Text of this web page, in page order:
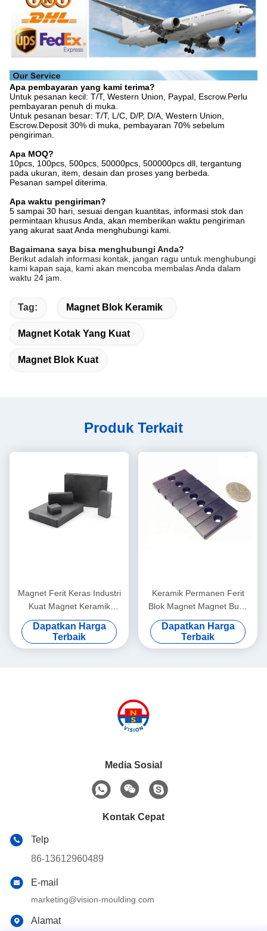
Apa pembayaran yang kami terima?
Untuk pesanan kecil: T/T, Western Union, Paypal, Escrow.Perlu
pembayaran penuh di muka.
Untuk pesanan besar: T/T, L/C, D/P, D/A, Western Union,
Escrow.Deposit 30% di muka, pembayaran 70% sebelum
pengiriman.
Apa MOQ?
10pcs, 100pcs, 500pcs, 50000pcs, 500000pcs dll, tergantung
pada ukuran, item, desain dan proses yang berbeda.
Pesanan sampel diterima.
Apa waktu pengiriman?
5 sampai 30 hari, sesuai dengan kuantitas, informasi stok dan
permintaan khusus Anda, akan memberikan waktu pengiriman
yang akurat saat Anda menghubungi kami.
Bagaimana saya bisa menghubungi Anda?
Berikut adalah informasi kontak, jangan ragu untuk menghubungi
kami kapan saja, kami akan mencoba membalas Anda dalam
waktu 24 jam.
Tag: Magnet Blok Keramik
Magnet Kotak Yang Kuat
Magnet Blok Kuat
Produk Terkait
Magnet Ferit Keras Industri
Kuat Magnet Keramik
Magnet Ferit
Dapatkan Harga
Terbaik
Keramik Permanen Ferit
Blok Magnet Magnet Bumi
Langka Ferit Langka
Dapatkan Harga
Terbaik
Media Sosial
Kontak Cepat
Telp
86-13612960489
E-mail
marketing@vision-moulding.com
Alamat